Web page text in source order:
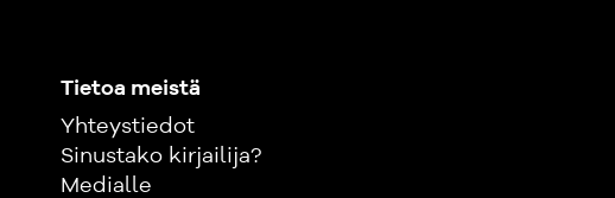
Tietoa meistä
Yhteystiedot
Sinustako kirjailija?
Medialle